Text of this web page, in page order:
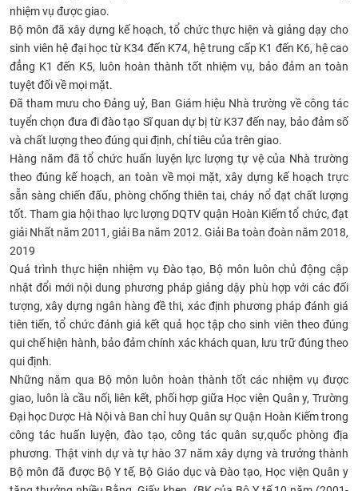
nhiệm vụ được giao.
Bộ môn đã xây dựng kế hoạch, tổ chức thực hiện và giảng dạy cho
sinh viên hệ đại học từ K34 đến K74, hệ trung cấp K1 đến K6, hệ cao
đẳng K1 đến K5, luôn hoàn thành tốt nhiệm vụ, bảo đảm an toàn
tuyệt đối về mọi mặt.
Đã tham mưu cho Đảng uỷ, Ban Giám hiệu Nhà trường về công tác
tuyển chọn đưa đi đào tạo Sĩ quan dự bị từ K37 đến nay, bảo đảm số
và chất lượng theo đúng qui định, chỉ tiêu của trên giao.
Hàng năm đã tổ chức huấn luyện lực lượng tự vệ của Nhà trường
theo đúng kế hoạch, an toàn về mọi mặt, xây dựng kế hoạch trực
sẵn sàng chiến đấu, phòng chống thiên tai, cháy nổ đạt chất lượng
tốt. Tham gia hội thao lực lượng DQTV quận Hoàn Kiếm tổ chức, đạt
giải Nhất năm 2011, giải Ba năm 2012. Giải Ba toàn đoàn năm 2018,
2019
Quá trình thực hiện nhiệm vụ Đào tạo, Bộ môn luôn chủ động cập
nhật đổi mới nội dung phương pháp giảng dậy phù hợp với các đối
tượng, xây dựng ngân hàng đề thi, xác định phương pháp đánh giá
tiên tiến, tổ chức đánh giá kết quả học tập cho sinh viên theo đúng
qui chế hiện hành, bảo đảm chính xác khách quan, lưu trữ đúng theo
qui định.
Những năm qua Bộ môn luôn hoàn thành tốt các nhiệm vụ được
giao, luôn là cầu nối, liên kết, phối hợp giữa Học viện Quân y, Trường
Đại học Dược Hà Nội và Ban chỉ huy Quân sự Quận Hoàn Kiếm trong
công tác huấn luyện, đào tạo, công tác quân sự,quốc phòng địa
phương. Thật vinh dự và tự hào 37 năm xây dựng và trưởng thành
Bộ môn đã được Bộ Y tế, Bộ Giáo dục và Đào tạo, Học viện Quân y